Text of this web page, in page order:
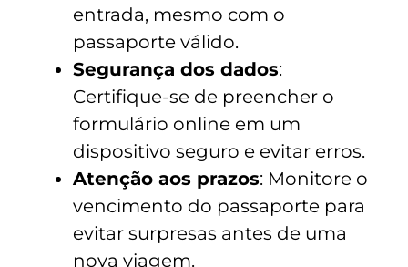
entrada, mesmo com o
passaporte válido.
Segurança dos dados:
Certifique-se de preencher o
formulário online em um
dispositivo seguro e evitar erros.
Atenção aos prazos: Monitore o
vencimento do passaporte para
evitar surpresas antes de uma
nova viagem.